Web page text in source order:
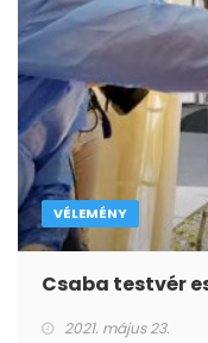
VÉLEMÉNY
Csaba testvér
2021. május 23.